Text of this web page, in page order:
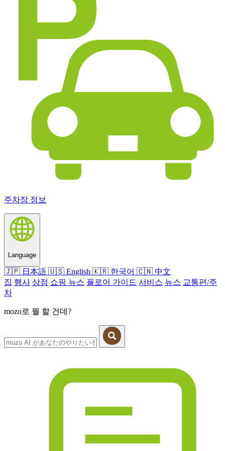
주차장 정보
Language
🇯🇵 日本語 🇺🇸 English 🇰🇷 한국어 🇨🇳 中文
집 행사 상점 쇼핑 뉴스 플로어 가이드 서비스 뉴스 교통편/주
차
mozo로 뭘 할 건데?